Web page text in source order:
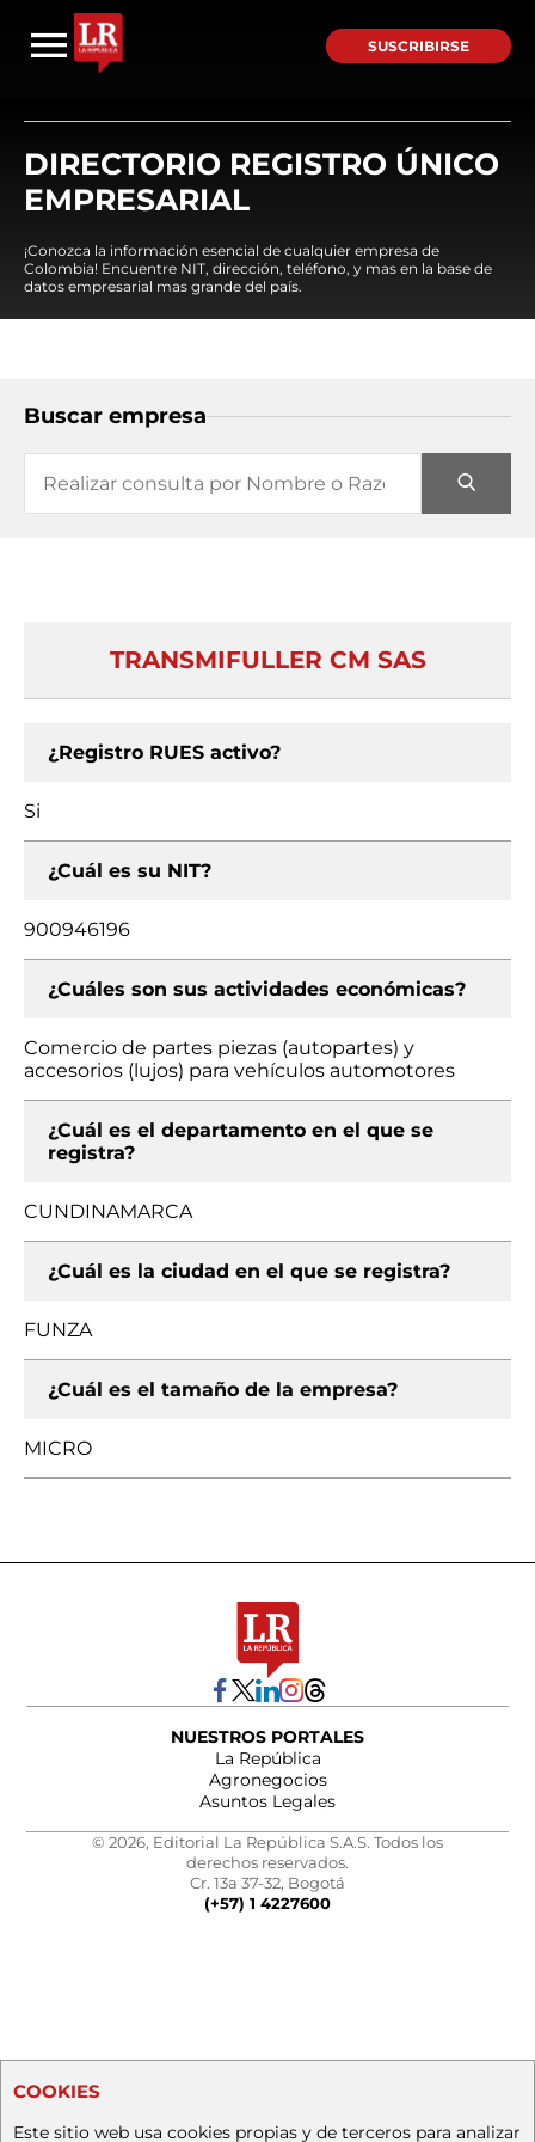
SUSCRIBIRSE
DIRECTORIO REGISTRO ÚNICO
EMPRESARIAL
¡Conozca la información esencial de cualquier empresa de
Colombia! Encuentre NIT, dirección, teléfono, y mas en la base de
datos empresarial mas grande del país.
Buscar empresa
TRANSMIFULLER CM SAS
¿Registro RUES activo?
Si
¿Cuál es su NIT?
900946196
¿Cuáles son sus actividades económicas?
Comercio de partes piezas (autopartes) y
accesorios (lujos) para vehículos automotores
¿Cuál es el departamento en el que se
registra?
CUNDINAMARCA
¿Cuál es la ciudad en el que se registra?
FUNZA
¿Cuál es el tamaño de la empresa?
MICRO
NUESTROS PORTALES
La República
Agronegocios
Asuntos Legales
© 2026, Editorial La República S.A.S. Todos los
derechos reservados.
Cr. 13a 37-32, Bogotá
(+57) 1 4227600
COOKIES
Este sitio web usa cookies propias y de terceros para analizar